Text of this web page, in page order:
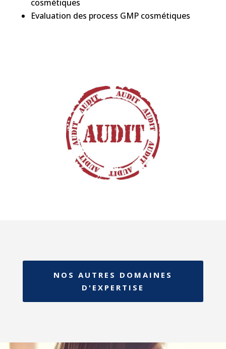
cosmétiques
Evaluation des process GMP cosmétiques
NOS AUTRES DOMAINES
D'EXPERTISE